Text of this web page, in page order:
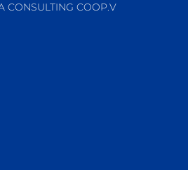
CONSULTING COOP.V